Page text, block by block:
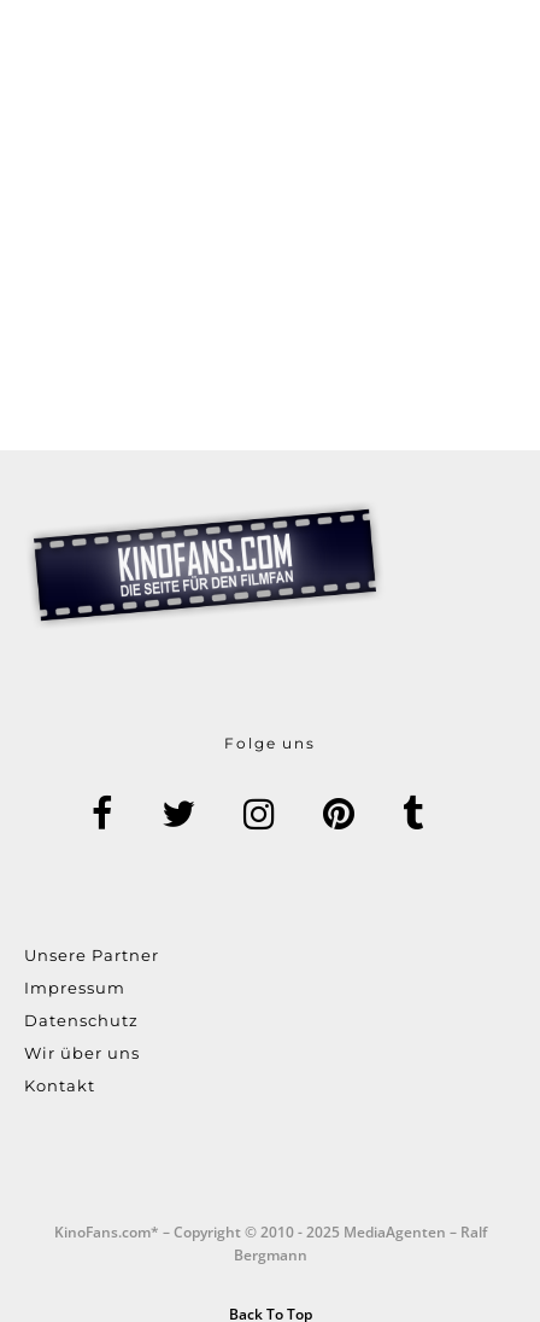
Folge uns
Unsere Partner
Impressum
Datenschutz
Wir über uns
Kontakt
KinoFans.com* – Copyright © 2010 - 2025 MediaAgenten – Ralf
Bergmann
Back To Top